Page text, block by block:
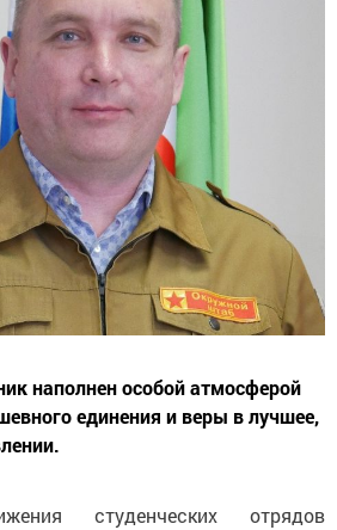
наполнен особой атмосферой
единения и веры в лучшее,
студенческих отрядов